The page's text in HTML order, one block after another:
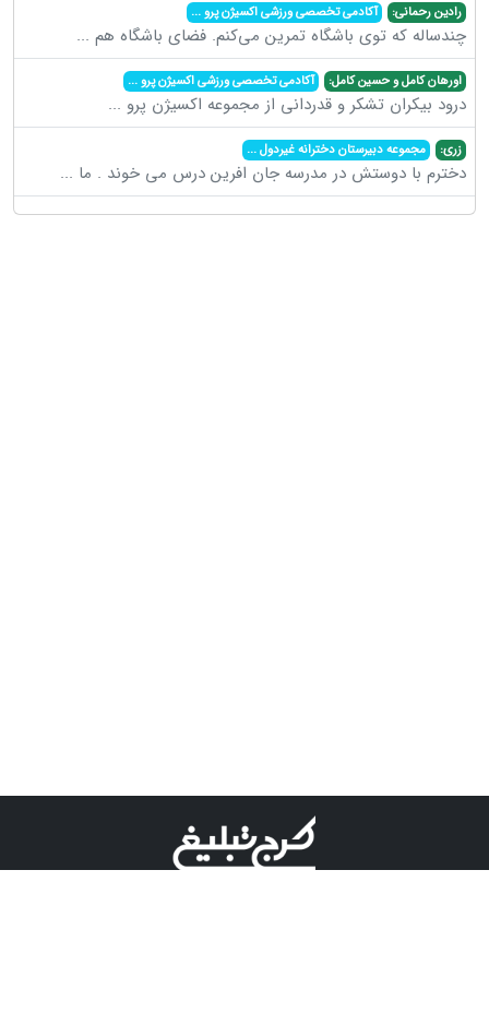
رادین رحمانی: آکادمی تخصصی ورزشی اکسیژن پرو...
چندساله که توی باشگاه تمرین می‌کنم. فضای باشگاه هم ...
اورهان کامل و حسین کامل: آکادمی تخصصی ورزشی اکسیژن پرو...
درود بیکران تشکر و قدردانی از مجموعه اکسیژن پرو ...
زری: مجموعه دبیرستان دخترانه غیردول...
دخترم با دوستش در مدرسه جان افرین درس می خوند . ما ...